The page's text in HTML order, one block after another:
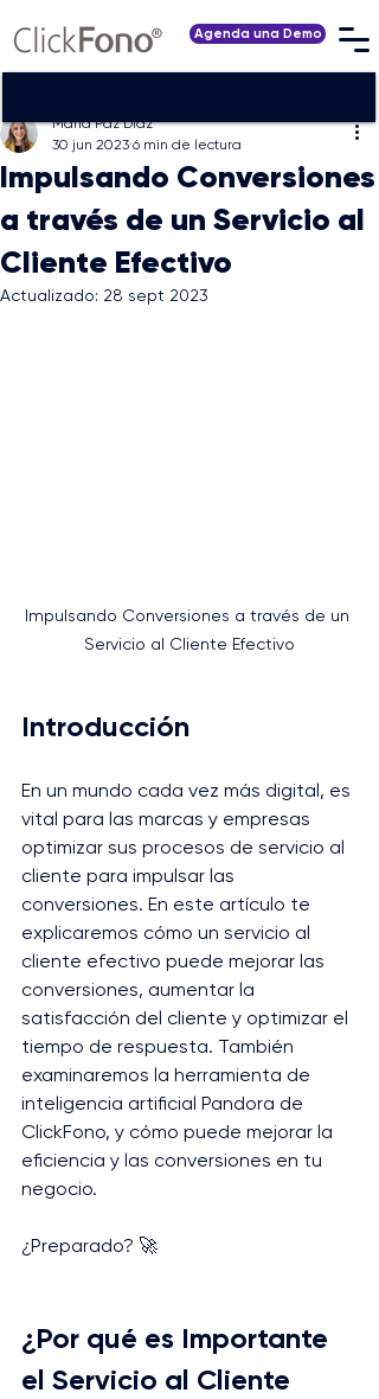
Agenda una Demo
Impulsando Conversiones
a través de un Servicio al
Cliente Efectivo
María Paz Díaz
30 jun 2023 6 min de lectura
Actualizado: 28 sept 2023
Impulsando Conversiones a través de un
Servicio al Cliente Efectivo
Introducción
En un mundo cada vez más digital, es
vital para las marcas y empresas
optimizar sus procesos de servicio al
cliente para impulsar las
conversiones. En este artículo te
explicaremos cómo un servicio al
cliente efectivo puede mejorar las
conversiones, aumentar la
satisfacción del cliente y optimizar el
tiempo de respuesta. También
examinaremos la herramienta de
inteligencia artificial Pandora de
ClickFono, y cómo puede mejorar la
eficiencia y las conversiones en tu
negocio.
¿Preparado? 🚀
¿Por qué es Importante
el Servicio al Cliente